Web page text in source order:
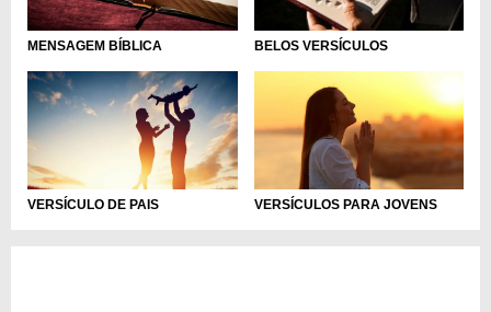
MENSAGEM BÍBLICA BELOS VERSÍCULOS
VERSÍCULO DE PAIS VERSÍCULOS PARA JOVENS